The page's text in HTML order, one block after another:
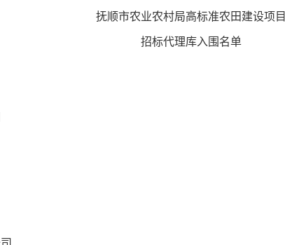
抚顺市农业农村局高标准农田建设项目
招标代理库入围名单